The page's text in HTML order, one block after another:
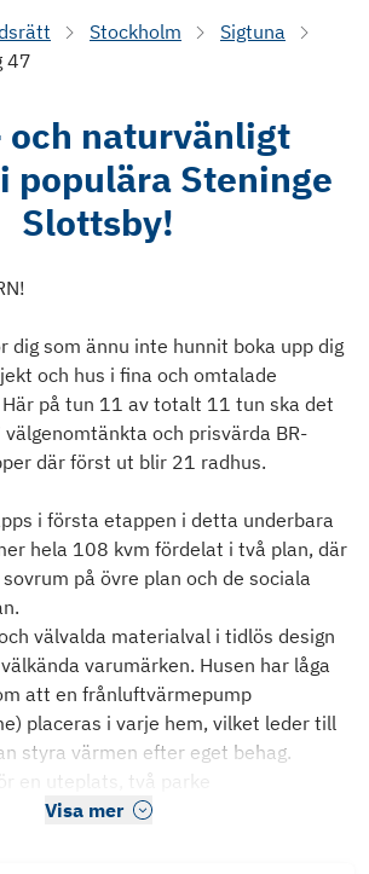
Stockholm
Sigtuna
47
och naturvänligt
populära Steninge
Slottsby!
dig som ännu inte hunnit boka upp dig
och hus i fina och omtalade
Här på tun 11 av totalt 11 tun ska det
och prisvärda BR-
där först ut blir 21 radhus.
i första etappen i detta underbara
hela 108 kvm fördelat i två plan, där
på övre plan och de sociala
välvalda materialval i tidlös design
varumärken. Husen har låga
att en frånluftvärmepump
placeras i varje hem, vilket leder till
styra värmen efter eget behag.
en uteplats, två parke
Visa mer